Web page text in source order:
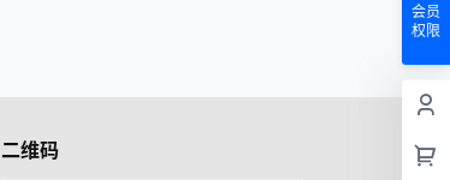
会员
权限
二维码